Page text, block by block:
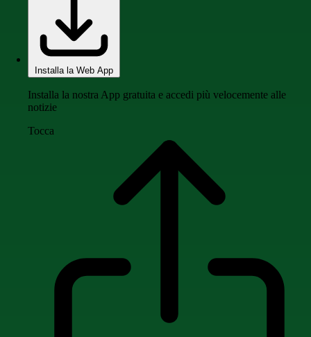
Installa la Web App
Installa la nostra App gratuita e accedi più velocemente alle
notizie
Tocca